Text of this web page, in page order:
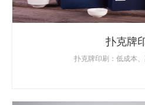
扑克牌
扑克牌印刷：低成本